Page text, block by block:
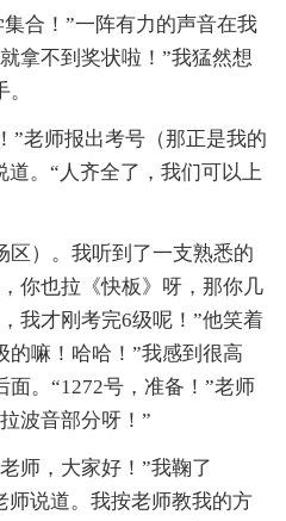
合！”一阵有力的声音在我
拿不到奖状啦！”我猛然想
老师报出考号（那正是我的
道。“人齐全了，我们可以上
区）。我听到了一支熟悉的
你也拉《快板》呀，那你几
我才刚考完6级呢！”他笑着
的嘛！哈哈！”我感到很高
。“1272号，准备！”老师
波音部分呀！”
师，大家好！”我鞠了
师说道。我按老师教我的方